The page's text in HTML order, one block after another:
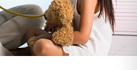
பிரீமியம் செலுத்துங்கள்